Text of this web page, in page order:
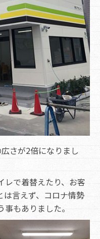
さが2倍になりまし
レで着替えたり、お客
は言えず、コロナ情勢
事もありました。